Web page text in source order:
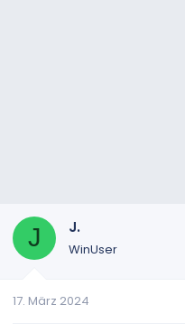
J J.
WinUser
17. März 2024